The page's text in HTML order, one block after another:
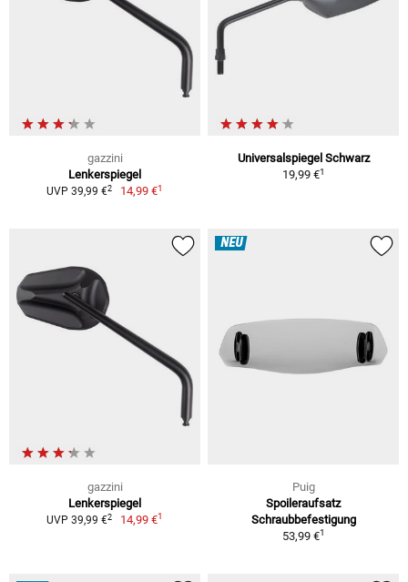
gazzini
Lenkerspiegel
UVP 39,99 €2 14,99 €1
Universalspiegel Schwarz
19,99 €1
gazzini
Lenkerspiegel
UVP 39,99 €2 14,99 €1
NEU
Puig
Spoileraufsatz
Schraubbefestigung
53,99 €1